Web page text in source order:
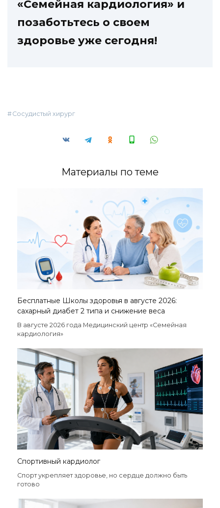
«Семейная кардиология» и
позаботьтесь о своем
здоровье уже сегодня!
Сосудистый хирург
Материалы по теме
Бесплатные Школы здоровья в августе 2026:
сахарный диабет 2 типа и снижение веса
В августе 2026 года Медицинский центр «Семейная
кардиология»
Спортивный кардиолог
Спорт укрепляет здоровье, но сердце должно быть
готово